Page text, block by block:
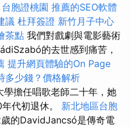
台胞證桃園 推薦的SEO軟體
議 杜拜簽證 新竹月子中心
茶點 我們對戲劇與電影藝術
的去世感到痛苦，
提升網頁體驗的On Page
多少錢？價格解析
擔任唱歌老師二十年，她
代初退休。 新北地區台胞
的DavidJancsó是傳奇電